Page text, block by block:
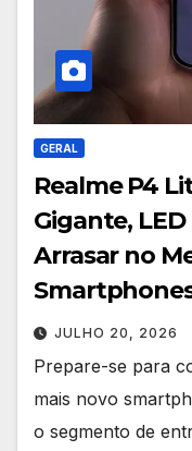
GERAL
Realme P4
Gigante, LED
Arrasar no
JULHO 20, 2026
Prepare-se para
mais novo
o segmento de